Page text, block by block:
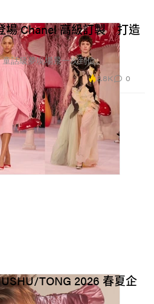
場 Chanel 高級訂製 打造
話級夢境場景一次到位。
2.8K 0
TONG 2026 春夏企